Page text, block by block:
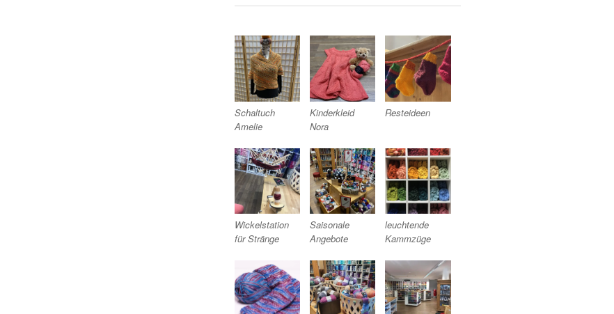
Schaltuch
Amelie
Kinderkleid
Nora
Resteideen
Wickelstation
für Stränge
Saisonale
Angebote
leuchtende
Kammzüge